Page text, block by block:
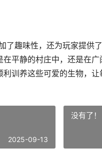
了趣味性，还为玩家提供
平静的村庄中，还是在
训养这些可爱的生物，让
2025-09-13
没有了！